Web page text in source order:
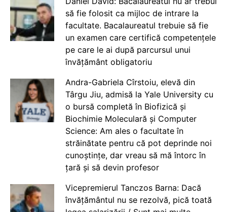
să fie folosit ca mijloc de intrare la
facultate. Bacalaureatul trebuie să fie
un examen care certifică competențele
pe care le ai după parcursul unui
învățământ obligatoriu
Andra-Gabriela Cîrstoiu, elevă din
Târgu Jiu, admisă la Yale University cu
o bursă completă în Biofizică și
Biochimie Moleculară și Computer
Science: Am ales o facultate în
străinătate pentru că pot deprinde noi
cunoștințe, dar vreau să mă întorc în
țară și să devin profesor
Vicepremierul Tanczos Barna: Dacă
învățământul nu se rezolvă, pică toată